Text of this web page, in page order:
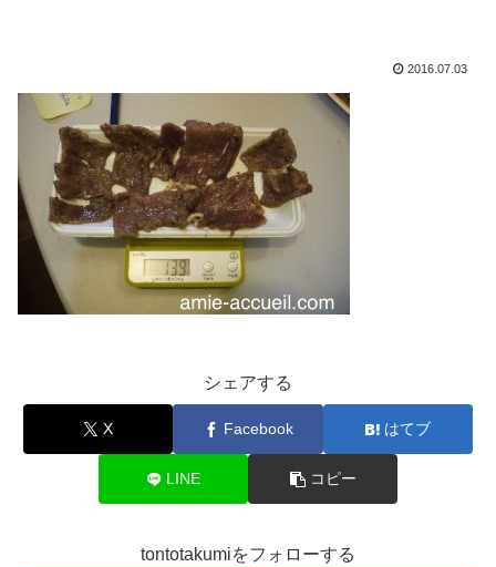
2016.07.03
シェアする
X Facebook はてブ
LINE コピー
tontotakumiをフォローする